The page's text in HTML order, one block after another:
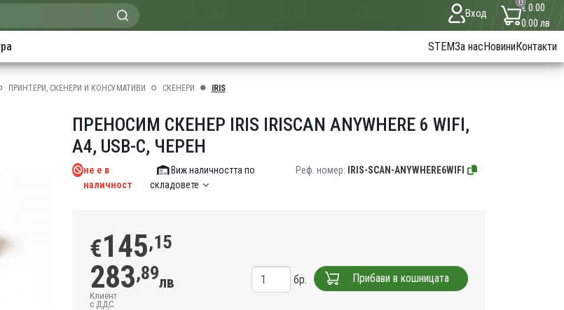
Вход
0€ 0.00
0.00 лв
STEMЗа насНовиниКонтакти
ПРИНТЕРИ, СКЕНЕРИ И КОНСУМАТИВИ СКЕНЕРИ IRIS
ПРЕНОСИМ СКЕНЕР IRIS IRISCAN ANYWHERE 6 WIFI,
A4, USB-C, ЧЕРЕН
не е в
наличност
Виж наличността по
складовете
Реф. номер: IRIS-SCAN-ANYWHERE6WIFI
€145,15
283,89лв
Клиент
с ДДС
бр. Прибави в кошницата